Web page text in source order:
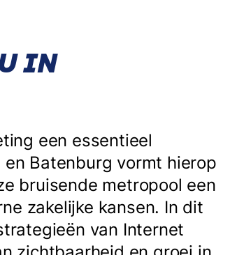
IN
een essentieel
Batenburg vormt hierop
bruisende metropool een
zakelijke kansen. In dit
van Internet